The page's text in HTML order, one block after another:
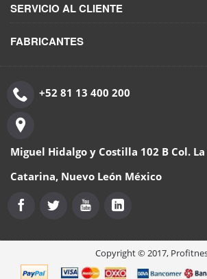
SERVICIO AL CLIENTE
FABRICANTES
+52 81 13 400 200
Miguel Hidalgo y Costilla 102 B Col. La
Catarina, Nuevo León México
Copyright © 2017,